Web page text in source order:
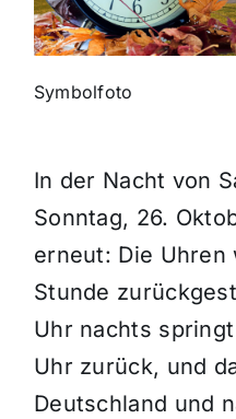
Symbolfoto
In der Nacht von
Sonntag, 26.
erneut: Die Uhren
Stunde
Uhr nachts
Uhr zurück, und
Deutschland und